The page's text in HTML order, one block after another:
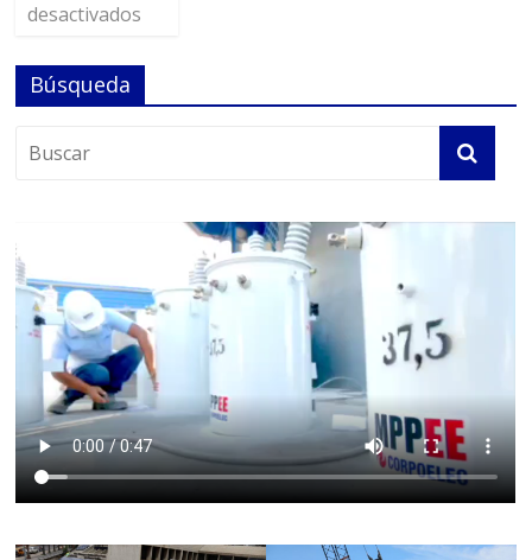
desactivados
Búsqueda